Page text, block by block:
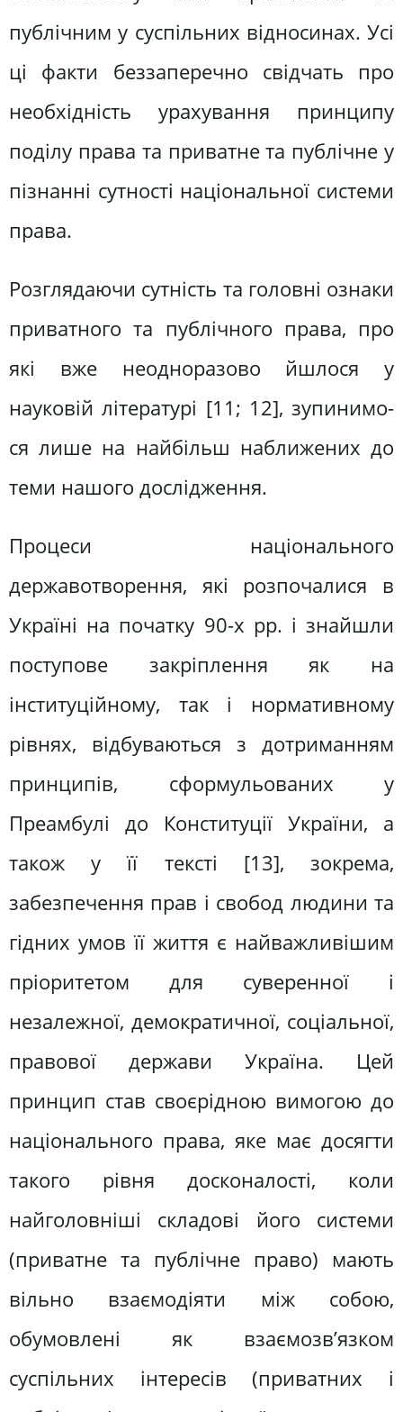
публічним у суспільних відносинах. Усі
ці факти беззаперечно свідчать про
необхідність урахування принципу
поділу права та приватне та публічне у
пізнанні сутності національної системи
права.
Розглядаючи сутність та головні ознаки
приватного та публічного права, про
які вже неодноразово йшлося у
науковій літературі [11; 12], зупинимо-
ся лише на найбільш наближених до
теми нашого дослідження.
Процеси національного
державотворення, які розпочалися в
Україні на початку 90-х рр. і знайшли
поступове закріплення як на
інституційному, так і нормативному
рівнях, відбуваються з дотриманням
принципів, сформульованих у
Преамбулі до Конституції України, а
також у її тексті [13], зокрема,
забезпечення прав і свобод людини та
гідних умов її життя є найважливішим
пріоритетом для суверенної і
незалежної, демократичної, соціальної,
правової держави Україна. Цей
принцип став своєрідною вимогою до
національного права, яке має досягти
такого рівня досконалості, коли
найголовніші складові його системи
(приватне та публічне право) мають
вільно взаємодіяти між собою,
обумовлені як взаємозв’язком
суспільних інтересів (приватних і